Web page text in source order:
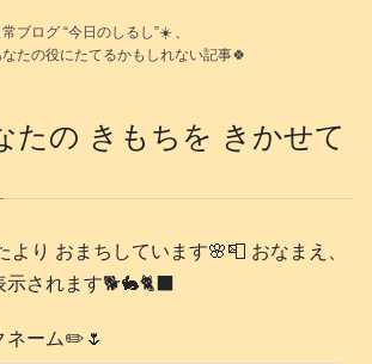
常ブログ “今日のしるし”☀️ 、
たの役にたてるかもしれない記事🍀
たの きもちを きかせて
より おまちしています🌸📮 おなまえ、
されます🐕️🐇🐈‍⬛
ネーム✏️🌷